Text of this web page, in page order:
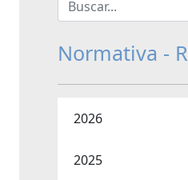
Normativa -
2026
2025